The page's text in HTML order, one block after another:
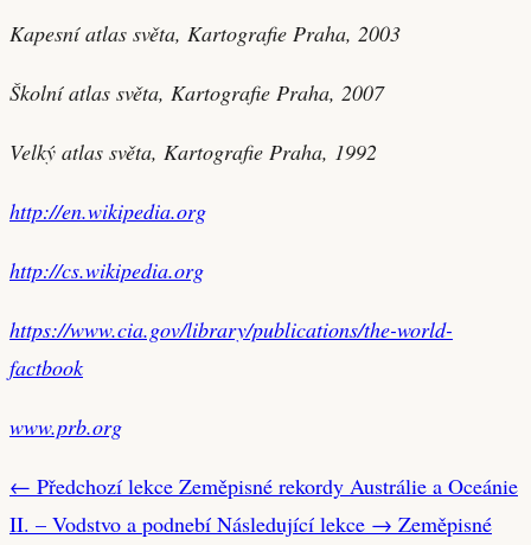
Kapesní atlas světa, Kartografie Praha, 2003
Školní atlas světa, Kartografie Praha, 2007
Velký atlas světa, Kartografie Praha, 1992
http://en.wikipedia.org
http://cs.wikipedia.org
https://www.cia.gov/library/publications/the-world-
factbook
www.prb.org
← Předchozí lekce Zeměpisné rekordy Austrálie a Oceánie
II. – Vodstvo a podnebí Následující lekce → Zeměpisné